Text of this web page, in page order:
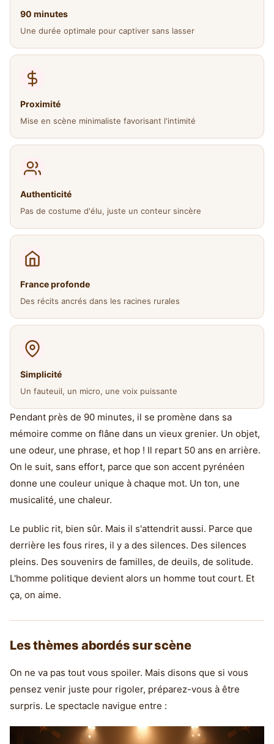
90 minutes
Une durée optimale pour captiver sans lasser
Proximité
Mise en scène minimaliste favorisant l'intimité
Authenticité
Pas de costume d'élu, juste un conteur sincère
France profonde
Des récits ancrés dans les racines rurales
Simplicité
Un fauteuil, un micro, une voix puissante
Pendant près de 90 minutes, il se promène dans sa
mémoire comme on flâne dans un vieux grenier. Un objet,
une odeur, une phrase, et hop ! Il repart 50 ans en arrière.
On le suit, sans effort, parce que son accent pyrénéen
donne une couleur unique à chaque mot. Un ton, une
musicalité, une chaleur.
Le public rit, bien sûr. Mais il s'attendrit aussi. Parce que
derrière les fous rires, il y a des silences. Des silences
pleins. Des souvenirs de familles, de deuils, de solitude.
L'homme politique devient alors un homme tout court. Et
ça, on aime.
Les thèmes abordés sur scène
On ne va pas tout vous spoiler. Mais disons que si vous
pensez venir juste pour rigoler, préparez-vous à être
surpris. Le spectacle navigue entre :